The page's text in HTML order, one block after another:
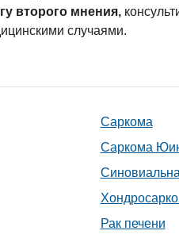
второго мнения,
случаями.
Саркома
Саркома
Рак печени